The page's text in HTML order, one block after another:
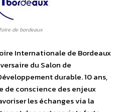
foire de bordeaux
Internationale de Bordeaux
du Salon de
durable. 10 ans,
de conscience des enjeux
les échanges via la